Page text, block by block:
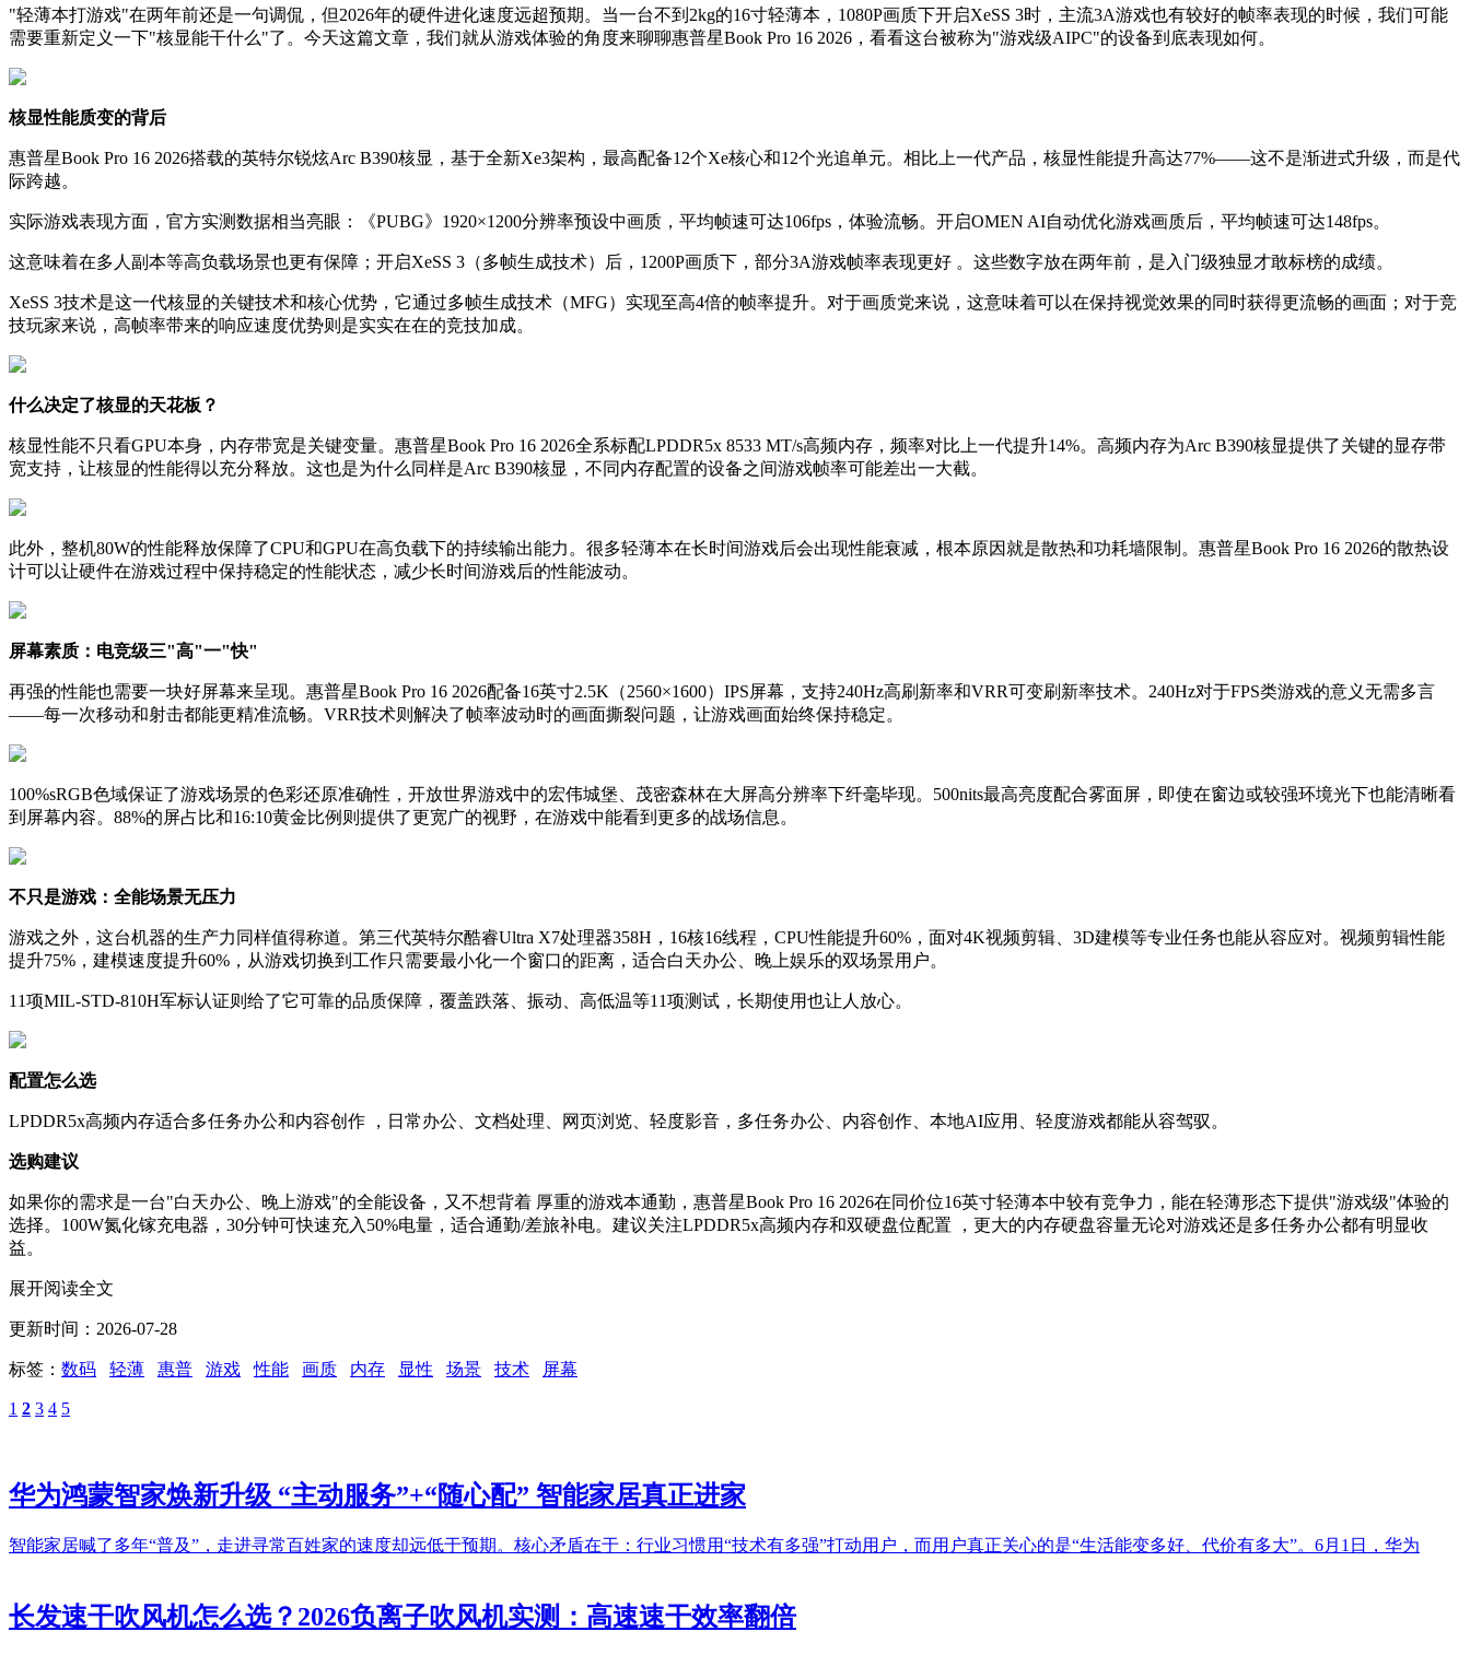
"轻薄本打游戏"在两年前还是一句调侃，但2026年的硬件进化速度远超预期。当一台不到2kg的16寸轻薄本，1080P画质下开启XeSS 3时，主流3A游戏也有较好的帧率表现的时候，我们可能
需要重新定义一下"核显能干什么"了。今天这篇文章，我们就从游戏体验的角度来聊聊惠普星Book Pro 16 2026，看看这台被称为"游戏级AIPC"的设备到底表现如何。
核显性能质变的背后
惠普星Book Pro 16 2026搭载的英特尔锐炫Arc B390核显，基于全新Xe3架构，最高配备12个Xe核心和12个光追单元。相比上一代产品，核显性能提升高达77%——这不是渐进式升级，而是代
际跨越。
实际游戏表现方面，官方实测数据相当亮眼：《PUBG》1920×1200分辨率预设中画质，平均帧速可达106fps，体验流畅。开启OMEN AI自动优化游戏画质后，平均帧速可达148fps。
这意味着在多人副本等高负载场景也更有保障；开启XeSS 3（多帧生成技术）后，1200P画质下，部分3A游戏帧率表现更好 。这些数字放在两年前，是入门级独显才敢标榜的成绩。
XeSS 3技术是这一代核显的关键技术和核心优势，它通过多帧生成技术（MFG）实现至高4倍的帧率提升。对于画质党来说，这意味着可以在保持视觉效果的同时获得更流畅的画面；对于竞
技玩家来说，高帧率带来的响应速度优势则是实实在在的竞技加成。
什么决定了核显的天花板？
核显性能不只看GPU本身，内存带宽是关键变量。惠普星Book Pro 16 2026全系标配LPDDR5x 8533 MT/s高频内存，频率对比上一代提升14%。高频内存为Arc B390核显提供了关键的显存带
宽支持，让核显的性能得以充分释放。这也是为什么同样是Arc B390核显，不同内存配置的设备之间游戏帧率可能差出一大截。
此外，整机80W的性能释放保障了CPU和GPU在高负载下的持续输出能力。很多轻薄本在长时间游戏后会出现性能衰减，根本原因就是散热和功耗墙限制。惠普星Book Pro 16 2026的散热设
计可以让硬件在游戏过程中保持稳定的性能状态，减少长时间游戏后的性能波动。
屏幕素质：电竞级三"高"一"快"
再强的性能也需要一块好屏幕来呈现。惠普星Book Pro 16 2026配备16英寸2.5K（2560×1600）IPS屏幕，支持240Hz高刷新率和VRR可变刷新率技术。240Hz对于FPS类游戏的意义无需多言
——每一次移动和射击都能更精准流畅。VRR技术则解决了帧率波动时的画面撕裂问题，让游戏画面始终保持稳定。
100%sRGB色域保证了游戏场景的色彩还原准确性，开放世界游戏中的宏伟城堡、茂密森林在大屏高分辨率下纤毫毕现。500nits最高亮度配合雾面屏，即使在窗边或较强环境光下也能清晰看
到屏幕内容。88%的屏占比和16:10黄金比例则提供了更宽广的视野，在游戏中能看到更多的战场信息。
不只是游戏：全能场景无压力
游戏之外，这台机器的生产力同样值得称道。第三代英特尔酷睿Ultra X7处理器358H，16核16线程，CPU性能提升60%，面对4K视频剪辑、3D建模等专业任务也能从容应对。视频剪辑性能
提升75%，建模速度提升60%，从游戏切换到工作只需要最小化一个窗口的距离，适合白天办公、晚上娱乐的双场景用户。
11项MIL-STD-810H军标认证则给了它可靠的品质保障，覆盖跌落、振动、高低温等11项测试，长期使用也让人放心。
配置怎么选
LPDDR5x高频内存适合多任务办公和内容创作 ，日常办公、文档处理、网页浏览、轻度影音，多任务办公、内容创作、本地AI应用、轻度游戏都能从容驾驭。
选购建议
如果你的需求是一台"白天办公、晚上游戏"的全能设备，又不想背着 厚重的游戏本通勤，惠普星Book Pro 16 2026在同价位16英寸轻薄本中较有竞争力，能在轻薄形态下提供"游戏级"体验的
选择。100W氮化镓充电器，30分钟可快速充入50%电量，适合通勤/差旅补电。建议关注LPDDR5x高频内存和双硬盘位配置 ，更大的内存硬盘容量无论对游戏还是多任务办公都有明显收
益。
展开阅读全文
更新时间：2026-07-28
标签： 数码 轻薄 惠普 游戏 性能 画质 内存 显性 场景 技术 屏幕
1 2 3 4 5
华为鸿蒙智家焕新升级 “主动服务”+“随心配” 智能家居真正进家
智能家居喊了多年“普及”，走进寻常百姓家的速度却远低于预期。核心矛盾在于：行业习惯用“技术有多强”打动用户，而用户真正关心的是“生活能变多好、代价有多大”。6月1日，华为
长发速干吹风机怎么选？2026负离子吹风机实测：高速速干效率翻倍